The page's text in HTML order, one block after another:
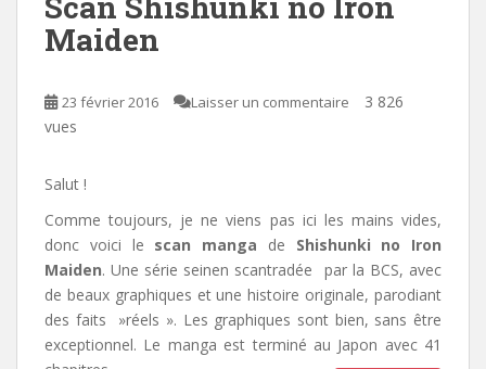
Maiden
23 février 2016 Laisser un commentaire
3 826
vues
Salut !
Comme toujours, je ne viens pas ici les mains vides,
donc voici le scan manga de Shishunki no Iron
Maiden. Une série seinen scantradée par la BCS, avec
de beaux graphiques et une histoire originale, parodiant
des faits »réels ». Les graphiques sont bien, sans être
exceptionnel. Le manga est terminé au Japon avec 41